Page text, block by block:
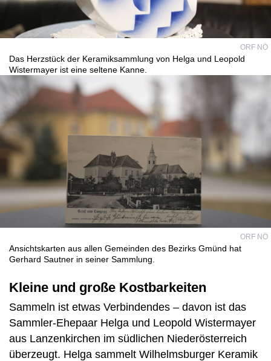
ORF NÖ
Das Herzstück der Keramiksammlung von Helga und Leopold
Wistermayer ist eine seltene Kanne.
ORF NÖ
Ansichtskarten aus allen Gemeinden des Bezirks Gmünd hat
Gerhard Sautner in seiner Sammlung.
Kleine und große Kostbarkeiten
Sammeln ist etwas Verbindendes – davon ist das
Sammler-Ehepaar Helga und Leopold Wistermayer
aus Lanzenkirchen im südlichen Niederösterreich
überzeugt. Helga sammelt Wilhelmsburger Keramik